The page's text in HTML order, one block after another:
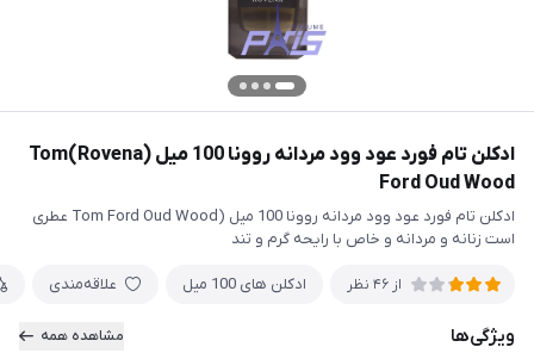
ادکلن تام فورد عود وود مردانه روونا 100 میل (Rovena)Tom
Ford Oud Wood
ادکلن تام فورد عود وود مردانه روونا 100 میل (Tom Ford Oud Wood عطری
است زنانه و مردانه و خاص با رایحه گرم و تند
از 46 نظر ادکلن های 100 میل علاقه‌مندی
ویژگی‌ها مشاهده همه